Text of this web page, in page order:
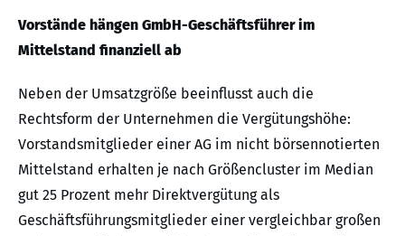
Vorstände hängen GmbH-Geschäftsführer im
Mittelstand finanziell ab
Neben der Umsatzgröße beeinflusst auch die
Rechtsform der Unternehmen die Vergütungshöhe:
Vorstandsmitglieder einer AG im nicht börsennotierten
Mittelstand erhalten je nach Größencluster im Median
gut 25 Prozent mehr Direktvergütung als
Geschäftsführungsmitglieder einer vergleichbar großen